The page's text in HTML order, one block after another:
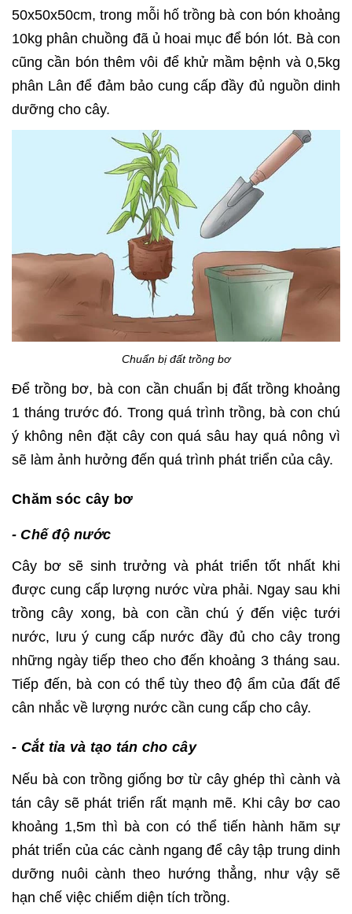
50x50x50cm, trong mỗi hố trồng bà con bón khoảng
10kg phân chuồng đã ủ hoai mục để bón lót. Bà con
cũng cần bón thêm vôi để khử mầm bệnh và 0,5kg
phân Lân để đảm bảo cung cấp đầy đủ nguồn dinh
dưỡng cho cây.
Chuẩn bị đất trồng bơ
Để trồng bơ, bà con cần chuẩn bị đất trồng khoảng
1 tháng trước đó. Trong quá trình trồng, bà con chú
ý không nên đặt cây con quá sâu hay quá nông vì
sẽ làm ảnh hưởng đến quá trình phát triển của cây.
Chăm sóc cây bơ
- Chế độ nước
Cây bơ sẽ sinh trưởng và phát triển tốt nhất khi
được cung cấp lượng nước vừa phải. Ngay sau khi
trồng cây xong, bà con cần chú ý đến việc tưới
nước, lưu ý cung cấp nước đầy đủ cho cây trong
những ngày tiếp theo cho đến khoảng 3 tháng sau.
Tiếp đến, bà con có thể tùy theo độ ẩm của đất để
cân nhắc về lượng nước cần cung cấp cho cây.
- Cắt tỉa và tạo tán cho cây
Nếu bà con trồng giống bơ từ cây ghép thì cành và
tán cây sẽ phát triển rất mạnh mẽ. Khi cây bơ cao
khoảng 1,5m thì bà con có thể tiến hành hãm sự
phát triển của các cành ngang để cây tập trung dinh
dưỡng nuôi cành theo hướng thẳng, như vậy sẽ
hạn chế việc chiếm diện tích trồng.